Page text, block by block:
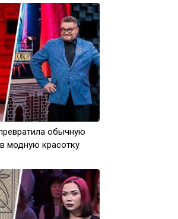
обычную
модную красотку